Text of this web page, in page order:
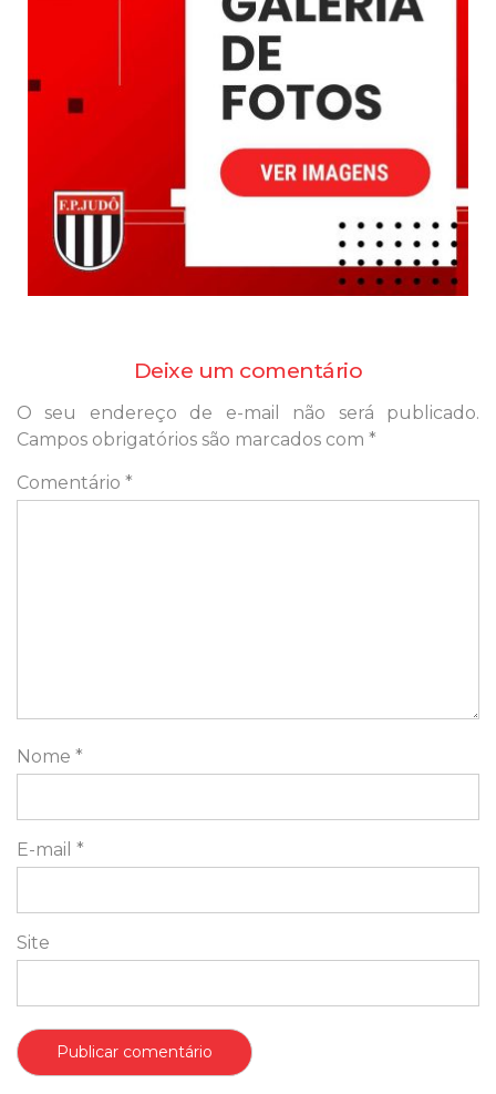
Deixe um comentário
O seu endereço de e-mail não será publicado.
Campos obrigatórios são marcados com *
Comentário *
Nome *
E-mail *
Site